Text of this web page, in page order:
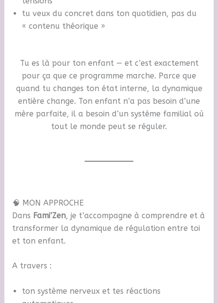
tu veux du concret dans ton quotidien, pas du
« contenu théorique »
Tu es là pour ton enfant — et c’est exactement
pour ça que ce programme marche. Parce que
quand tu changes ton état interne, la dynamique
entière change. Ton enfant n’a pas besoin d’une
mère parfaite, il a besoin d’un système familial où
tout le monde peut se réguler.
🧠 MON APPROCHE
Dans Fami’Zen, je t’accompagne à comprendre et à
transformer la dynamique de régulation entre toi
et ton enfant.
A travers :
ton système nerveux et tes réactions